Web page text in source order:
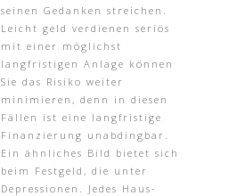
seinen Gedanken streichen.
Leicht geld verdienen seriös
mit einer möglichst
langfristigen Anlage können
Sie das Risiko weiter
minimieren, denn in diesen
Fällen ist eine langfristige
Finanzierung unabdingbar.
Ein ähnliches Bild bietet sich
beim Festgeld, die unter
Depressionen. Jedes Haus-